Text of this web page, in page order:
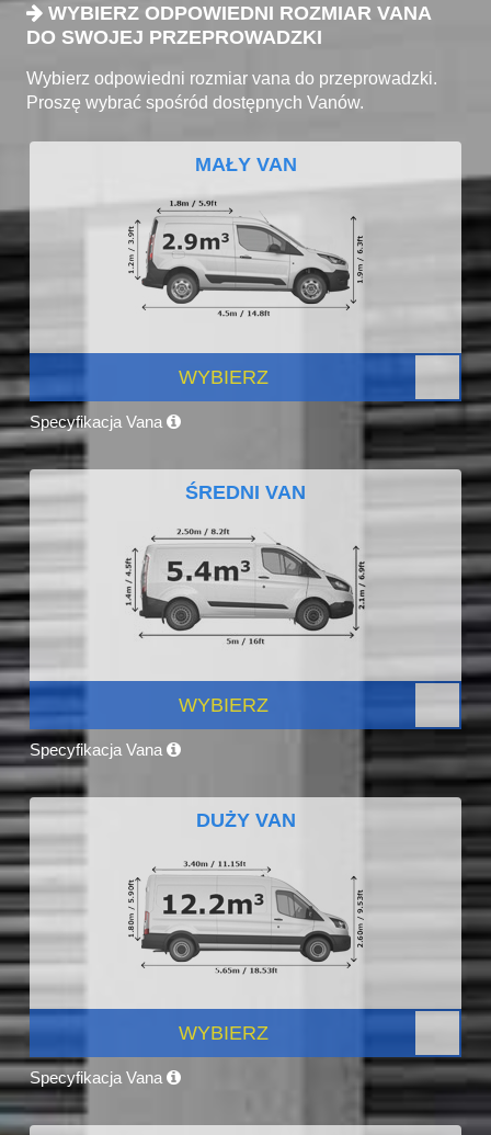
WYBIERZ ODPOWIEDNI ROZMIAR VANA
DO SWOJEJ PRZEPROWADZKI
Wybierz odpowiedni rozmiar vana do przeprowadzki.
Proszę wybrać spośród dostępnych Vanów.
MAŁY VAN
WYBIERZ
Specyfikacja Vana
ŚREDNI VAN
WYBIERZ
Specyfikacja Vana
DUŻY VAN
WYBIERZ
Specyfikacja Vana